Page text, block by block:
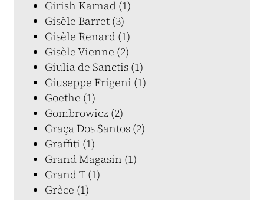
Girish Karnad (1)
Gisèle Barret (3)
Gisèle Renard (1)
Gisèle Vienne (2)
Giulia de Sanctis (1)
Giuseppe Frigeni (1)
Goethe (1)
Gombrowicz (2)
Graça Dos Santos (2)
Graffiti (1)
Grand Magasin (1)
Grand T (1)
Grèce (1)